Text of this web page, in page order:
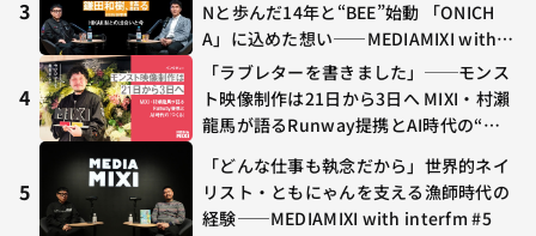
3
Nと歩んだ14年と“BEE”始動 「ONICH
A」に込めた想い——MEDIAMIXI with in
terfm #3
4
「ラブレターを書きました」──モンス
ト映像制作は21日から3日へ MIXI・村瀨
龍馬が語るRunway提携とAI時代の“つ
5
「どんな仕事も執念だから」世界的ネイ
リスト・ともにゃんを支える漁師時代の
経験——MEDIAMIXI with interfm #5